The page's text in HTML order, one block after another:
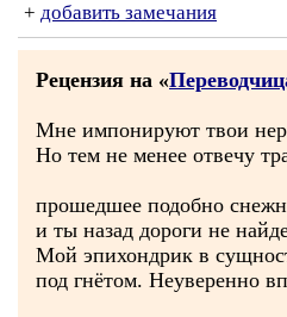
+ добавить замечания
Рецензия на «
Мне импонируют твои
Но тем не менее отвечу
прошедшее подобно
и ты назад дороги не
Мой эпихондрик в
под гнётом. Неуверенно